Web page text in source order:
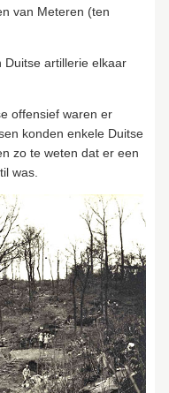
van Meteren (ten
artillerie elkaar
offensief waren er
konden enkele Duitse
zo te weten dat er een
was.